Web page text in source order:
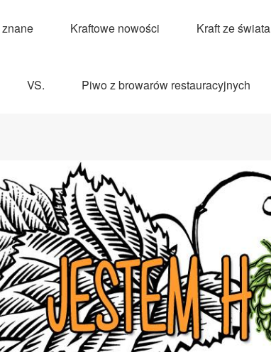
Kraftowe nowości Kraft ze świata
VS. Piwo z browarów restauracyjnych